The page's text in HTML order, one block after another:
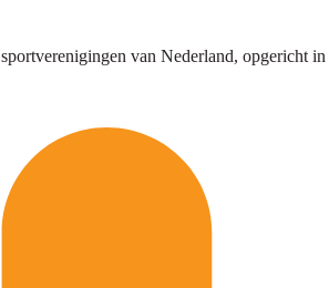
van Nederland, opgericht